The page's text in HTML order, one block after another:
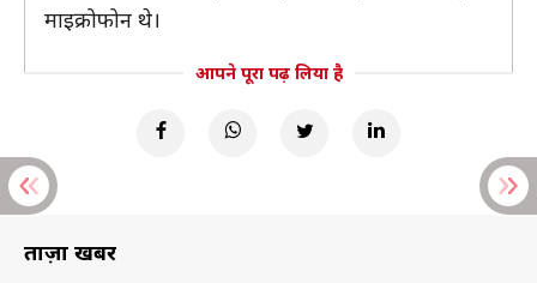
माइक्रोफोन थे।
आपने पूरा पढ़ लिया है
ताज़ा खबरें